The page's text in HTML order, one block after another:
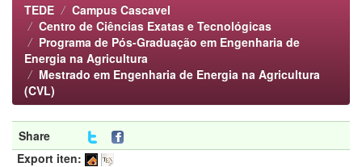
TEDE
Campus Cascavel
Centro de Ciências Exatas e Tecnológicas
Programa de Pós-Graduação em Engenharia de
Energia na Agricultura
Mestrado em Engenharia de Energia na Agricultura
(CVL)
Share
Export iten: